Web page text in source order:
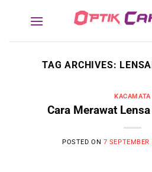
TAG ARCHIVES:
KACAMATA
Cara Merawat
POSTED ON 7 SEPTEMBER